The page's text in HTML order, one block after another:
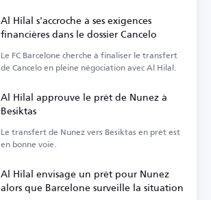
Al Hilal s'accroche à ses exigences
financières dans le dossier Cancelo
Le FC Barcelone cherche à finaliser le transfert
de Cancelo en pleine négociation avec Al Hilal.
Al Hilal approuve le prêt de Nunez à
Besiktas
Le transfert de Nunez vers Besiktas en prêt est
en bonne voie.
Al Hilal envisage un prêt pour Nunez
alors que Barcelone surveille la situation